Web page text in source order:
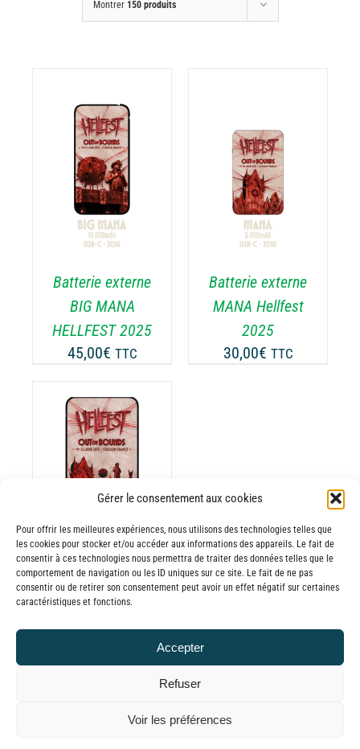
Gérer le consentement aux cookies
Pour offrir les meilleures expériences, nous utilisons des technologies telles que
les cookies pour stocker et/ou accéder aux informations des appareils. Le fait de
consentir à ces technologies nous permettra de traiter des données telles que le
comportement de navigation ou les ID uniques sur ce site. Le fait de ne pas
consentir ou de retirer son consentement peut avoir un effet négatif sur certaines
caractéristiques et fonctions.
Accepter
Refuser
Voir les préférences
Montrer 150 produits
Batterie externe
BIG MANA
HELLFEST 2025
45,00€ TTC
AJOUTER AU
PANIER
DÉTAILS
Batterie externe
MANA Hellfest
2025
30,00€ TTC
Batterie externe
65,00€ TTC